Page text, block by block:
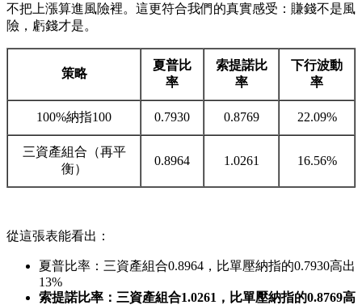
不把上漲算進風險裡。這更符合我們的真實感受：賺錢不是風
險，虧錢才是。
策略
夏普比
率
索提諾比
率
下行波動
率
100%納指100 0.7930 0.8769 22.09%
三資產組合（再平
衡）
0.8964 1.0261 16.56%
從這張表能看出：
夏普比率：三資產組合0.8964，比單壓納指的0.7930高出
13%
索提諾比率：三資產組合1.0261，比單壓納指的0.8769高